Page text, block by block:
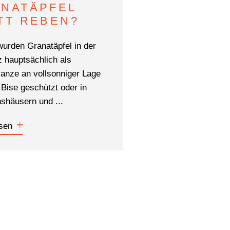
REBEN?
Granatäpfel in der
hauptsächlich als
an vollsonniger Lage
geschützt oder in
und ...